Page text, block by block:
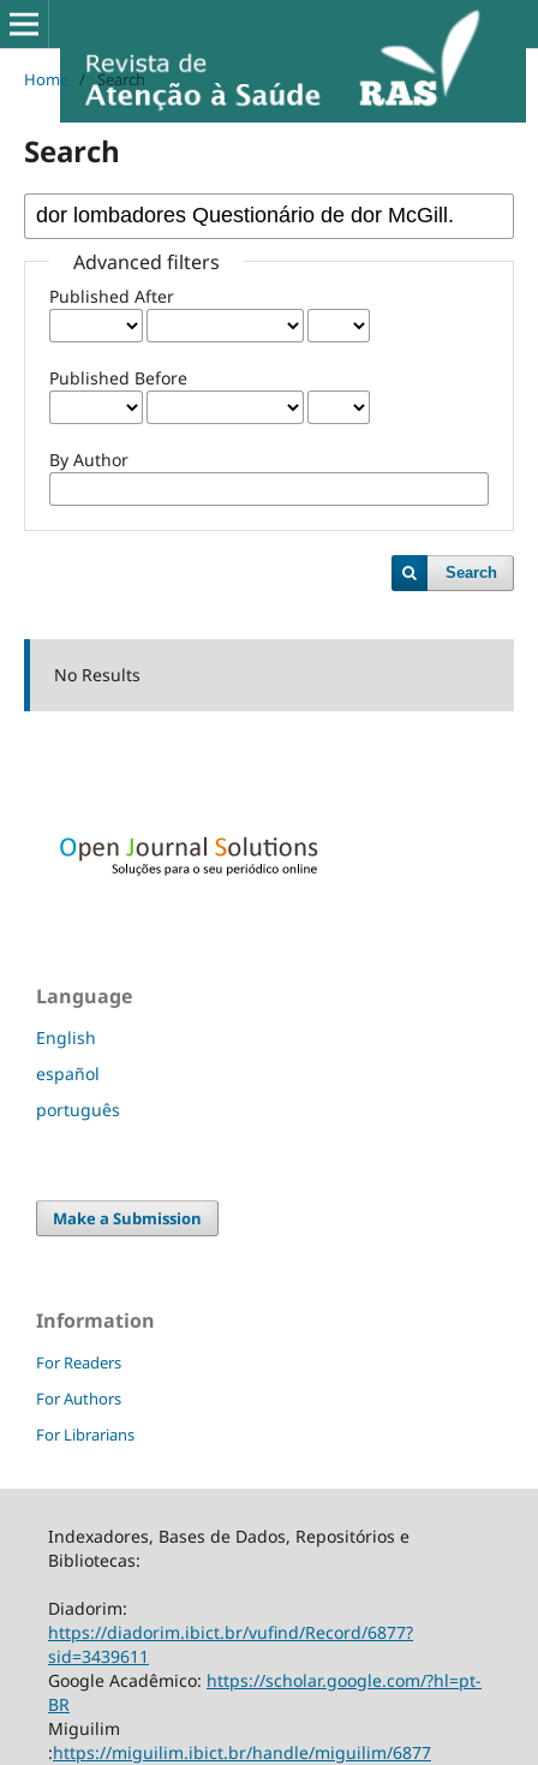
Home / Search
Search
Advanced filters
Published After
Published Before
By Author
Search
No Results
Language
English
español
português
Make a Submission
Information
For Readers
For Authors
For Librarians
Indexadores, Bases de Dados, Repositórios e
Bibliotecas:
Diadorim:
https://diadorim.ibict.br/vufind/Record/6877?
sid=3439611
Google Acadêmico: https://scholar.google.com/?hl=pt-
BR
Miguilim
:https://miguilim.ibict.br/handle/miguilim/6877